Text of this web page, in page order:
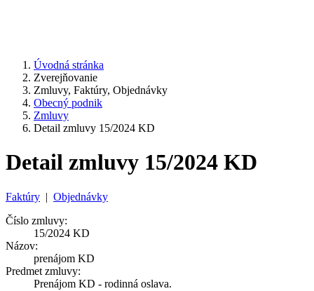
Úvodná stránka
Zverejňovanie
Zmluvy, Faktúry, Objednávky
Obecný podnik
Zmluvy
Detail zmluvy 15/2024 KD
Detail zmluvy 15/2024 KD
Faktúry | Objednávky
Číslo zmluvy:
15/2024 KD
Názov:
prenájom KD
Predmet zmluvy:
Prenájom KD - rodinná oslava.